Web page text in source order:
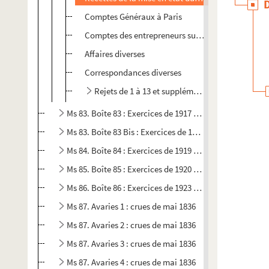
Comptes Généraux à Paris
Comptes des entrepreneurs sur les ruisseaux
Affaires diverses
Correspondances diverses
Rejets de 1 à 13 et supplémentaires
Ms 83. Boîte 83 : Exercices de 1917 à 1918
Ms 83. Boîte 83 Bis : Exercices de 1918 à 1919
Ms 84. Boîte 84 : Exercices de 1919 à 1920
Ms 85. Boîte 85 : Exercices de 1920 à 1923
Ms 86. Boîte 86 : Exercices de 1923 à 1926
Ms 87. Avaries 1 : crues de mai 1836
Ms 87. Avaries 2 : crues de mai 1836
Ms 87. Avaries 3 : crues de mai 1836
Ms 87. Avaries 4 : crues de mai 1836